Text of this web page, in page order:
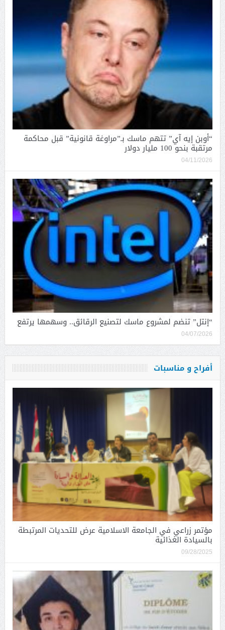
“أوبن إيه آي” تتهم ماسك بـ”مراوغة قانونية” قبل محاكمة
مرتقبة بنحو 100 مليار دولار
04/11/2026
“إنتل” تنضم لمشروع ماسك لتصنيع الرقائق.. وسهمها يرتفع
04/07/2026
أفراح و مناسبات
مؤتمر زراعي في الجامعة الاسلامية عرض للتحديات المرتبطة
بالسيادة الغذائية
09/28/2025